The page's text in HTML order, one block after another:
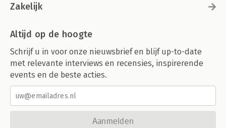
Zakelijk
Altijd op de hoogte
Schrijf u in voor onze nieuwsbrief en blijf up-to-date
met relevante interviews en recensies, inspirerende
events en de beste acties.
Aanmelden